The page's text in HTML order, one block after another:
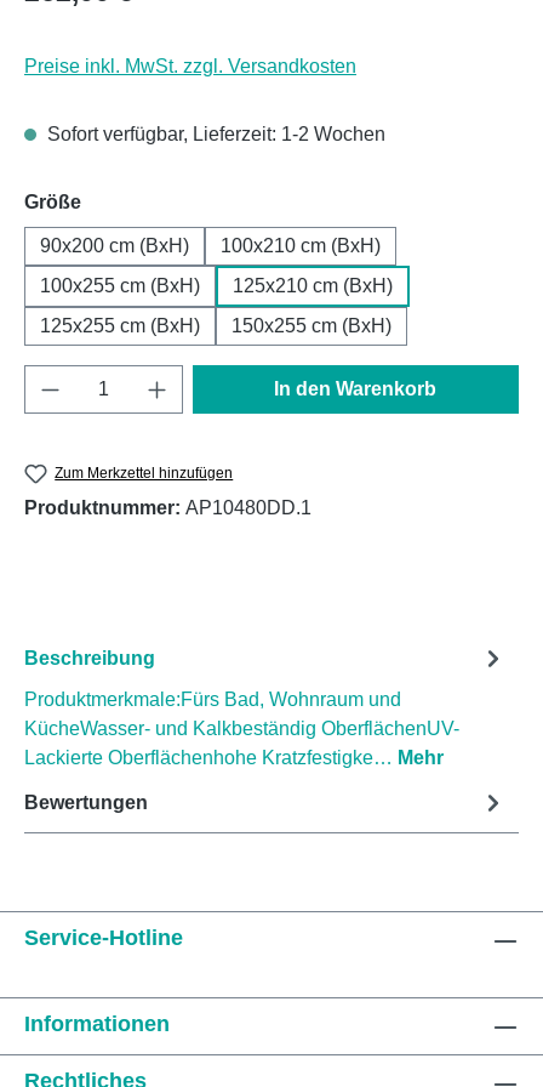
Preise inkl. MwSt. zzgl. Versandkosten
Sofort verfügbar, Lieferzeit: 1-2 Wochen
Größeauswählen
90x200 cm (BxH)
100x210 cm (BxH)
100x255 cm (BxH)
125x210 cm (BxH)
125x255 cm (BxH)
150x255 cm (BxH)
Produkt Anzahl: Gib den gewünschten
In den Warenkorb
Zum Merkzettel hinzufügen
Produktnummer: AP10480DD.1
Beschreibung
Produktmerkmale:Fürs Bad, Wohnraum und
KücheWasser- und Kalkbeständig OberflächenUV-
Lackierte Oberflächenhohe Kratzfestigke… Mehr
Bewertungen
Service-Hotline
Informationen
Rechtliches